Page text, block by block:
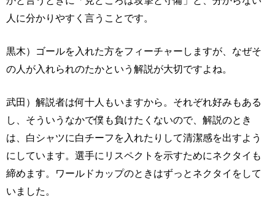
人に分かりやすく言うことです。
黒木）ゴールを入れた方をフィーチャーしますが、なぜそ
の人が入れられのたかという解説が大切ですよね。
武田）解説者は何十人もいますから。それぞれ好みもある
し、そういうなかで僕も負けたくないので、解説のとき
は、白シャツに白チーフを入れたりして清潔感を出すよう
にしています。選手にリスペクトを示すためにネクタイも
締めます。ワールドカップのときはずっとネクタイをして
いました。